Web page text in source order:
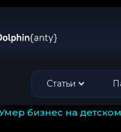
Статьи
умер бизнес на